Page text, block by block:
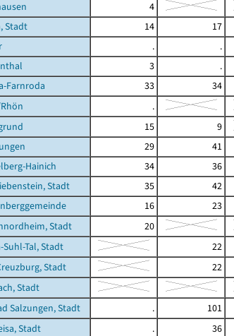
4
Stadt
14 17
. .
3 .
Farnroda
33 34
.
15
9
29 41
Hainich
34 36
Stadt
35 42
16 23
Stadt
20
Suhl-Tal, Stadt
22
Stadt
22
Stadt
Salzungen, Stadt
. 101
Stadt
. 36